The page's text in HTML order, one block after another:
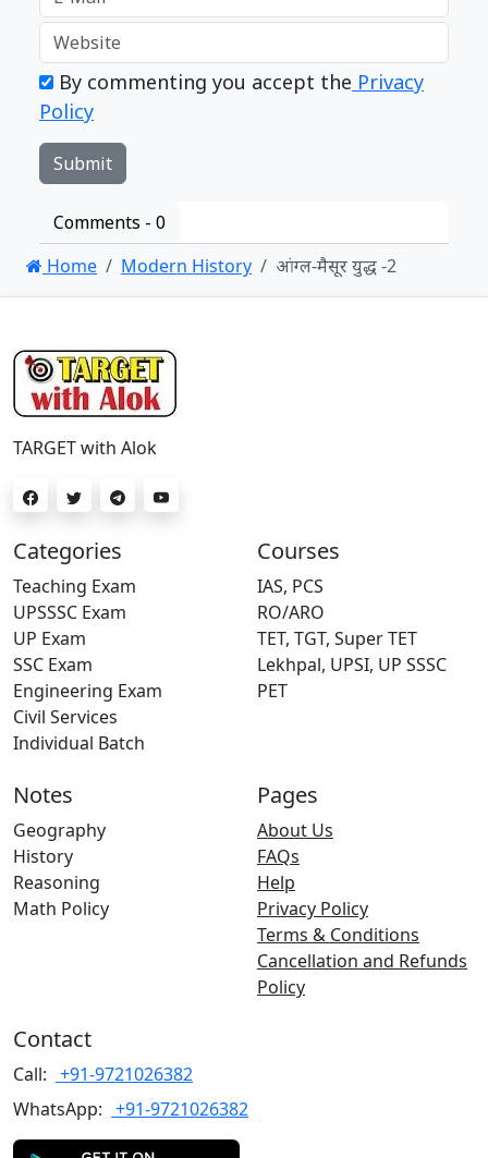
By commenting you accept the Privacy
Policy
Comments - 0
Home
Modern History आंग्ल-मैसूर युद्ध -2
TARGET with Alok
Categories
Teaching Exam
UPSSSC Exam
UP Exam
SSC Exam
Engineering Exam
Civil Services
Individual Batch
Courses
IAS, PCS
RO/ARO
TET, TGT, Super TET
Lekhpal, UPSI, UP SSSC
PET
Notes
Geography
History
Reasoning
Math Policy
Pages
About Us
FAQs
Help
Privacy Policy
Terms & Conditions
Cancellation and Refunds
Policy
Contact
Call: +91-9721026382
WhatsApp: +91-9721026382